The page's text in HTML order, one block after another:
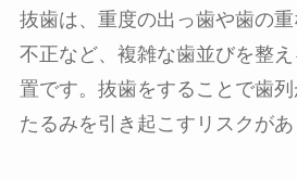
抜歯は、重度の出っ歯や歯の
不正など、複雑な歯並びを整
置です。抜歯をすることで歯列
たるみを引き起こすリスクがあ